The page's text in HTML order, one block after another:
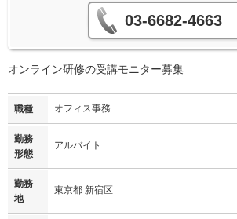
03-6682-4663
オンライン研修の受講モニター募集
職種 オフィス事務
勤務
形態
アルバイト
勤務
地
東京都 新宿区